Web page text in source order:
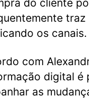
do cliente
os canais.
com
digital é
as